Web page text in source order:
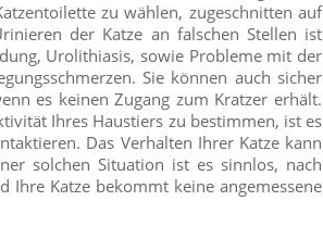
zu wählen, zugeschnitten auf
der Katze an falschen Stellen ist
Urolithiasis, sowie Probleme mit der
Sie können auch sicher
es keinen Zugang zum Kratzer erhält.
Ihres Haustiers zu bestimmen, ist es
Das Verhalten Ihrer Katze kann
solchen Situation ist es sinnlos, nach
Ihre Katze bekommt keine angemessene